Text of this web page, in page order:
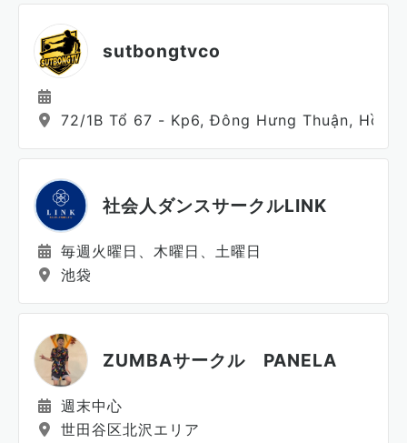
sutbongtvco
72/1B Tổ 67 - Kp6, Đông Hưng Thuận, Hồ
社会人ダンスサークルLINK
毎週火曜日、木曜日、土曜日
池袋
ZUMBAサークル PANELA
週末中心
世田谷区北沢エリア